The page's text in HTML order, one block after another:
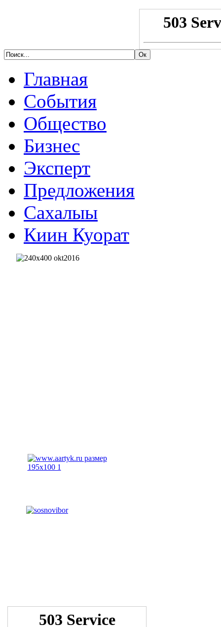
Главная
События
Общество
Бизнес
Эксперт
Предложения
Сахалыы
Киин Куорат